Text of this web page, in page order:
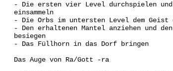
- Die ersten vier Level durchspielen
einsammeln
- Die Orbs im untersten Level dem Geist
- Den erhaltenen Mantel anziehen und
besiegen
- Das Füllhorn in das Dorf bringen
Das Auge von Ra/Gott -ra